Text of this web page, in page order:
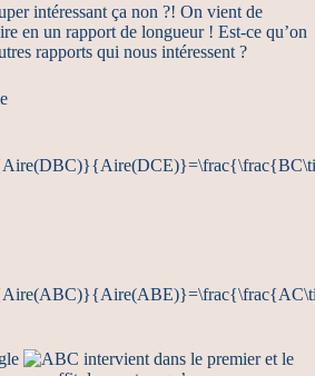
intéressant ça non ?! On vient de
en un rapport de longueur ! Est-ce qu’on
rapports qui nous intéressent ?
intervient dans le premier et le